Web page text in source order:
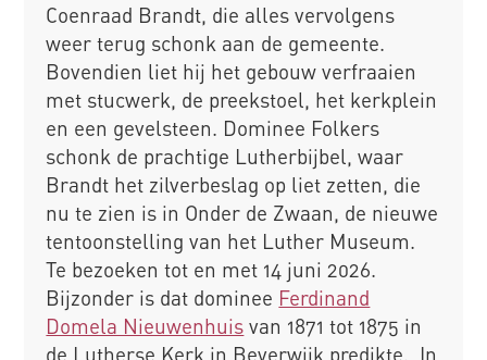
Coenraad Brandt, die alles vervolgens
weer terug schonk aan de gemeente.
Bovendien liet hij het gebouw verfraaien
met stucwerk, de preekstoel, het kerkplein
en een gevelsteen. Dominee Folkers
schonk de prachtige Lutherbijbel, waar
Brandt het zilverbeslag op liet zetten, die
nu te zien is in Onder de Zwaan, de nieuwe
tentoonstelling van het Luther Museum.
Te bezoeken tot en met 14 juni 2026.
Bijzonder is dat dominee Ferdinand
Domela Nieuwenhuis van 1871 tot 1875 in
de Lutherse Kerk in Beverwijk predikte. In